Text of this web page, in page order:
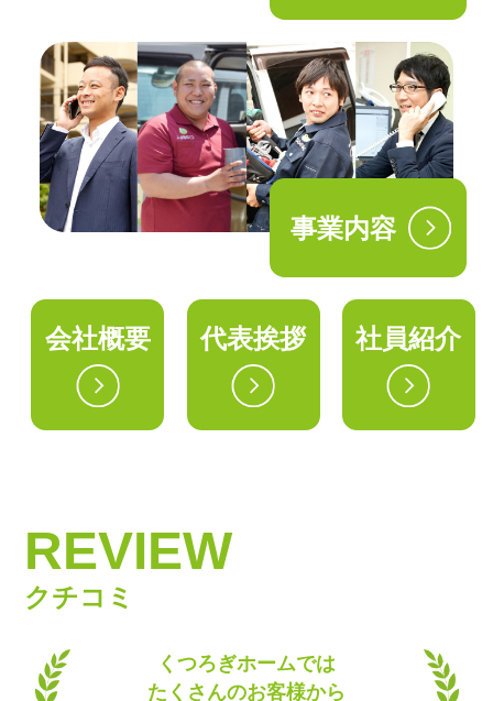
事業内容
会社概要 代表挨拶 社員紹介
REVIEW
クチコミ
くつろぎホームでは
たくさんのお客様から